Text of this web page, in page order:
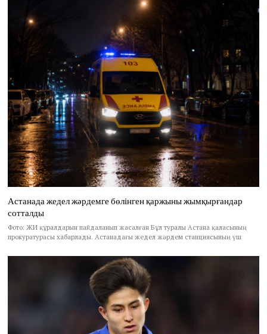
Астанада жедел жәрдемге бөлінген қаржыны жымқырғандар
сотталды
Фото: ЖИ құралдарын пайдаланып жасалған Бұл туралы Астана қаласының
прокуратурасы хабарлады. Астанадағы жедел жәрдем станциясының үш